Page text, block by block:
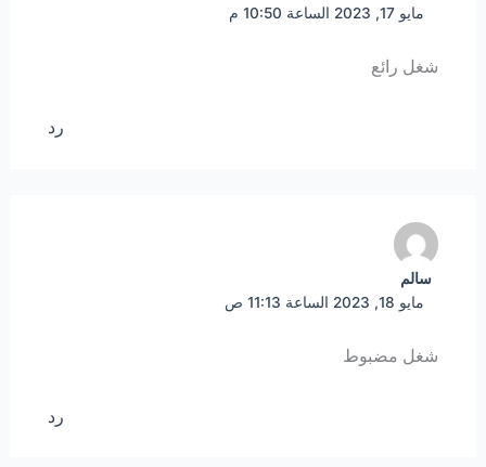
مايو 17, 2023 الساعة 10:50 م
شغل رائع
رد
سالم
مايو 18, 2023 الساعة 11:13 ص
شغل مضبوط
رد